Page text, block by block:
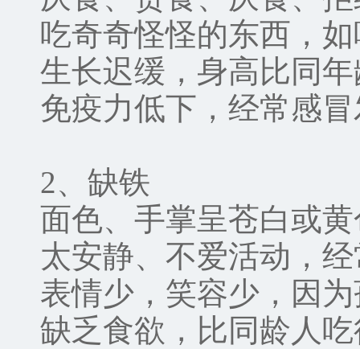
吃奇奇怪怪的东西，
生长迟缓，身高比同
免疫力低下，经常感
2、缺铁
面色、手掌呈苍白或
太安静、不爱活动，
表情少，笑容少，因
缺乏食欲，比同龄人